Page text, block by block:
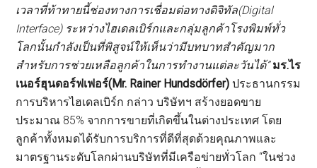
เวลาที่ท้าทายนี้ช่องทางการเชื่อมต่อทางดิจิทัล(Digital
Interface) ระหว่างไฮเดลเบิร์กและกลุ่มลูกค้าโรงพิมพ์ทั่ว
โลกนั้นกำลังเป็นที่พิสูจน์ให้เห็นว่ามีบทบาทสำคัญมาก
สำหรับการช่วยเหลือลูกค้าในการทำงานแต่ละวันได้” มร.ไร
เนอร์ฮุนดอร์ฟเฟอร์(Mr. Rainer Hundsdörfer) ประธานกรรม
การบริหารไฮเดลเบิร์ก กล่าว บริษัทฯ สร้างยอดขาย
ประมาณ 85% จากการขายที่เกิดขึ้นในต่างประเทศ โดย
ลูกค้าทั้งหมดได้รับการบริการที่ดีที่สุดด้วยคุณภาพและ
มาตรฐานระดับโลกผ่านบริษัทที่มีเครือข่ายทั่วโลก “ในช่วง